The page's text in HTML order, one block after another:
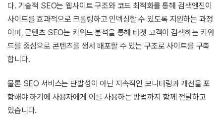
다. 기술적 SEO는 웹사이트 구조와 코드 최적화를 통해 검색엔진이
사이트를 효과적으로 크롤링하고 인덱싱할 수 있도록 지원하는 과정
이며, 콘텐츠 SEO는 키워드 분석을 통해 타겟 고객이 검색하는 키워
드를 중심으로 콘텐츠를 생서 배포할 수 있는 구조로 사이트를 구축
합니다.
물론 SEO 서비스는 단발성이 아닌 지속적인 모니터링과 개선을 포
함해야 하기에 사용자에게 이를 사용하는 방법까지 함께 전달하고
있습니다.